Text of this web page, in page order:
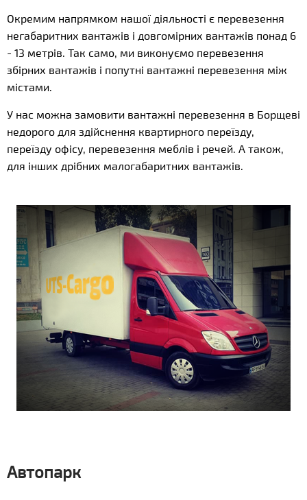
Окремим напрямком нашої діяльності є перевезення
негабаритних вантажів і довгомірних вантажів понад 6
- 13 метрів. Так само, ми виконуємо перевезення
збірних вантажів і попутні вантажні перевезення між
містами.
У нас можна замовити вантажні перевезення в Борщеві
недорого для здійснення квартирного переїзду,
переїзду офісу, перевезення меблів і речей. А також,
для інших дрібних малогабаритних вантажів.
Автопарк